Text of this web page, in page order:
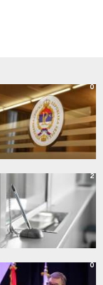
0
2
0